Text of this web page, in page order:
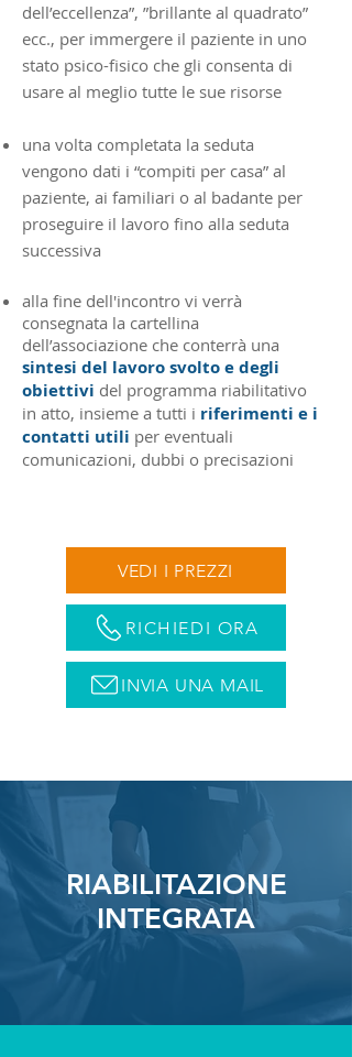
dell’eccellenza”, ”brillante al quadrato”
ecc., per immergere il paziente in uno
stato psico-fisico che gli consenta di
usare al meglio tutte le sue risorse
una volta completata la seduta
vengono dati i “compiti per casa” al
paziente, ai familiari o al badante per
proseguire il lavoro fino alla seduta
successiva
alla fine dell'incontro vi verrà
consegnata la cartellina
dell’associazione che conterrà una
sintesi del lavoro svolto edegli
obiettivi del programma riabilitativo
in atto, insieme a tutti i riferimenti e i
contatti utili per eventuali
comunicazioni, dubbi o precisazioni
VEDI I PREZZI
RICHIEDI ORA
INVIA UNA MAIL
RIABILITAZIONE
INTEGRATA